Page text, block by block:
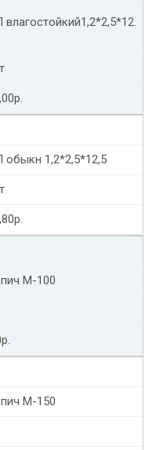
влагостойкий1,2*2,5*12.
обыкн 1,2*2,5*12,5
М-100
М-150